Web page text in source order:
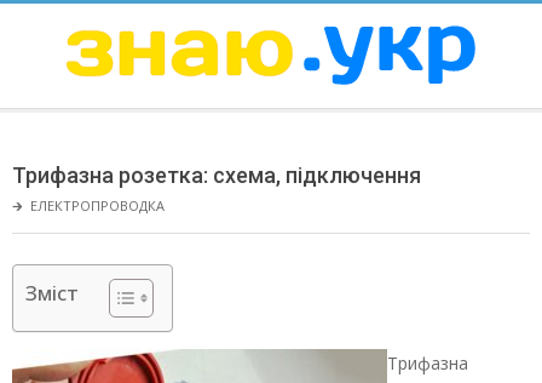
ЗНАЮ
Menu
Трифазна розетка: схема, підключення
🡲 ЕЛЕКТРОПРОВОДКА
Зміст
Трифазна